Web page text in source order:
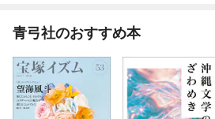
青弓社のおすすめ本